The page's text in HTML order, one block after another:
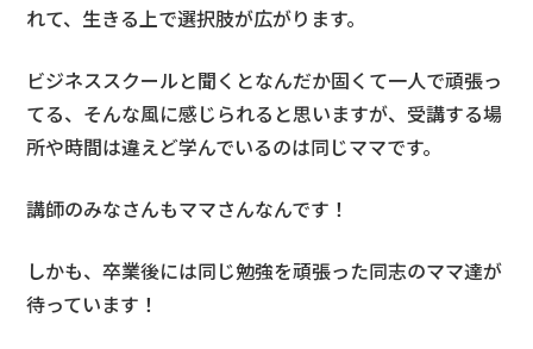
れて、生きる上で選択肢が広がります。
ビジネススクールと聞くとなんだか固くて一人で頑張っ
てる、そんな風に感じられると思いますが、受講する場
所や時間は違えど学んでいるのは同じママです。
講師のみなさんもママさんなんです！
しかも、卒業後には同じ勉強を頑張った同志のママ達が
待っています！